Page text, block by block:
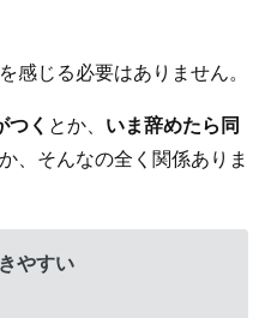
感じる必要はありません。
つく とか、 いま辞めたら同
、そんなの全く関係ありま
やすい